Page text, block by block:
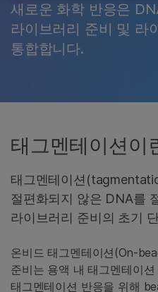
새로운 화학 반응은
라이브러리 준비 및 라
통합합니다.
태그멘테이션이
태그멘테이션
절편화되지 않은 DNA를
라이브러리 준비의 초기
온비드 태그멘테이션(On-
준비는 용액 내 태그멘테이
태그멘테이션 반응을 위해